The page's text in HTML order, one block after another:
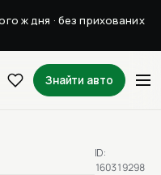
ж дня · без прихованих
Знайти авто
ID:
160319298